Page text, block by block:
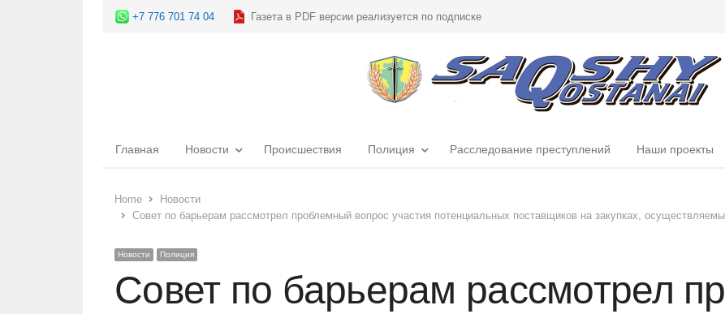
+7 776 701 74 04 Газета в PDF версии реализуется по подписке
Главная Новости Происшествия Полиция Расследование преступлений Наши проекты
Home
Новости
Совет по барьерам рассмотрел проблемный вопрос участия потенциальных поставщиков на закупках,
Новости Полиция
Совет по барьерам рассмотрел